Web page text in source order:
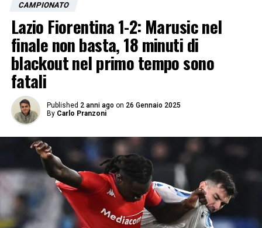
CAMPIONATO
Lazio Fiorentina 1-2: Marusic nel
finale non basta, 18 minuti di
blackout nel primo tempo sono
fatali
Published 2 anni ago on 26 Gennaio 2025
By Carlo Pranzoni